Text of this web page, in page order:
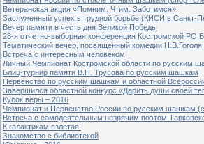
Ветеранская акция «Помним. Чтим. Заботимся»
Заслуженный успех в трудной борьбе (КИСИ в Санкт-
Вечер памяти в честь дня Великой Победы
28-я отчетно-выборная конференция Костромской РО
Тематический вечер, посвященный комедии Н.В.Гоголя
Встреча с интересным человеком
Личный Чемпионат Костромской области по русским
Блиц-турнир памяти В.Н. Трусова по русским шашкам
Первенство по русским шашкам и областной
Завершился областной конкурс «Дарить души своей
Кубок веры – 2016
Чемпионат и Первенство России по русским шашкам
Встреча с самодеятельным незрячим поэтом
К галактикам взлетая!
Знакомство с библиотекой